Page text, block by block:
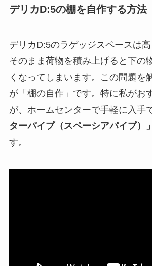
デリカD:5の棚を自作する方法
デリカD:5のラゲッジスペースは高
そのまま荷物を積み上げると下の
くなってしまいます。この問題を
が「棚の自作」です。特に私がお
が、ホームセンターで手軽に入手
ターパイプ（スペーシアパイプ）」
す。